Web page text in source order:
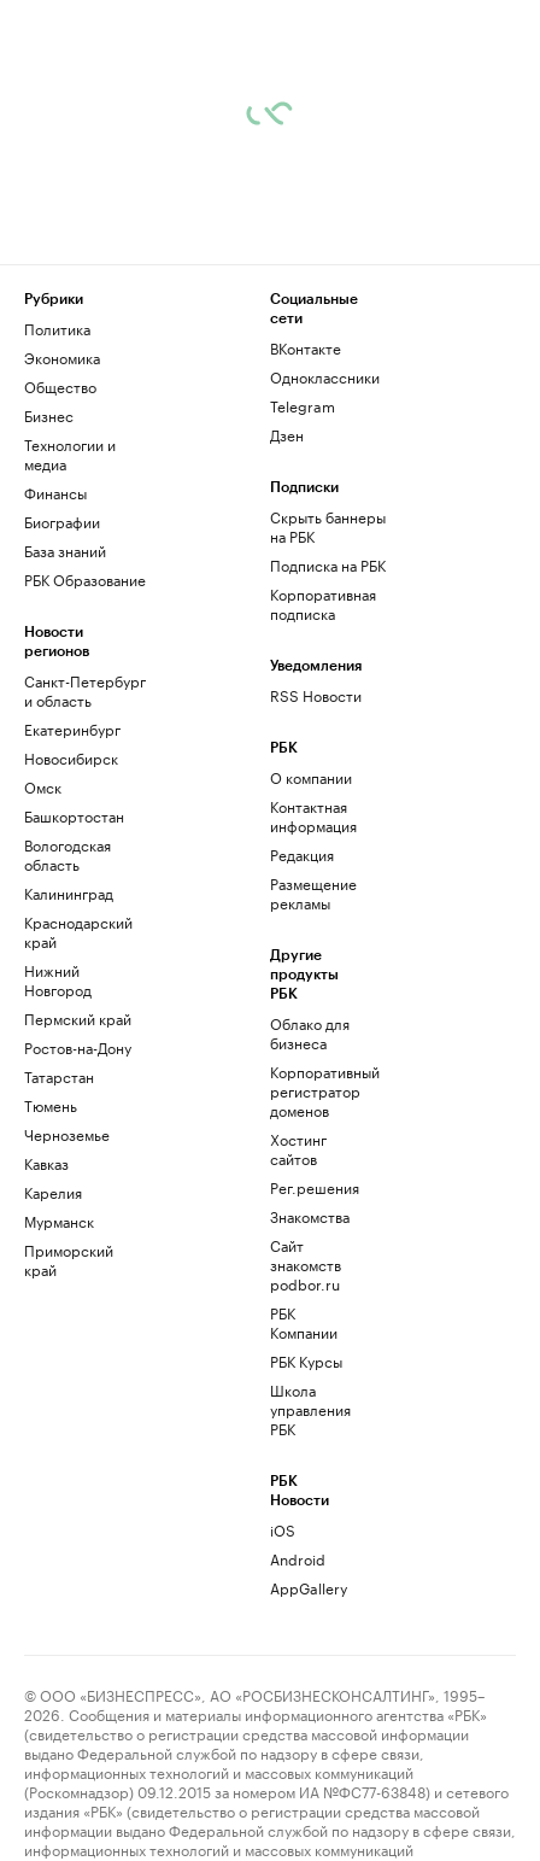
Рубрики
Политика
Экономика
Общество
Бизнес
Технологии и
медиа
Финансы
Биографии
База знаний
РБК Образование
Новости
регионов
Санкт-Петербург
и область
Екатеринбург
Новосибирск
Омск
Башкортостан
Вологодская
область
Калининград
Краснодарский
край
Нижний
Новгород
Пермский край
Ростов-на-Дону
Татарстан
Тюмень
Черноземье
Кавказ
Карелия
Мурманск
Приморский
край
Социальные
сети
ВКонтакте
Одноклассники
Telegram
Дзен
Подписки
Скрыть баннеры
на РБК
Подписка на РБК
Корпоративная
подписка
Уведомления
RSS Новости
РБК
О компании
Контактная
информация
Редакция
Размещение
рекламы
Другие
продукты
РБК
Облако для
бизнеса
Корпоративный
регистратор
доменов
Хостинг
сайтов
Рег.решения
Знакомства
Сайт
знакомств
podbor.ru
РБК
Компании
РБК Курсы
Школа
управления
РБК
РБК
Новости
iOS
Android
AppGallery
© ООО «БИЗНЕСПРЕСС», АО «РОСБИЗНЕСКОНСАЛТИНГ», 1995–
2026. Сообщения и материалы информационного агентства «РБК»
(свидетельство о регистрации средства массовой информации
выдано Федеральной службой по надзору в сфере связи,
информационных технологий и массовых коммуникаций
(Роскомнадзор) 09.12.2015 за номером ИА №ФС77-63848) и сетевого
издания «РБК» (свидетельство о регистрации средства массовой
информации выдано Федеральной службой по надзору в сфере связи,
информационных технологий и массовых коммуникаций